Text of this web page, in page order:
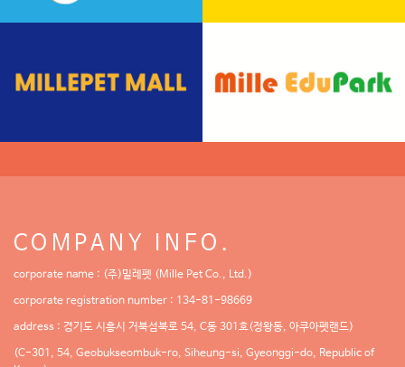
COMPANY INFO.
corporate name : (주)밀레펫 (Mille Pet Co., Ltd.)
corporate registration number : 134-81-98669
address : 경기도 시흥시 거북섬북로 54, C동 301호(정왕동, 아쿠아펫랜드)
(C-301, 54, Geobukseombuk-ro, Siheung-si, Gyeonggi-do, Republic of